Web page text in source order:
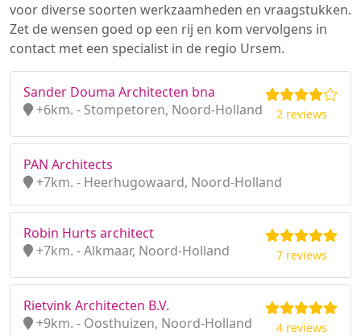
voor diverse soorten werkzaamheden en vraagstukken.
Zet de wensen goed op een rij en kom vervolgens in
contact met een specialist in de regio Ursem.
Sander Douma Architecten bna
+6km. - Stompetoren, Noord-Holland
2 reviews
PAN Architects
+7km. - Heerhugowaard, Noord-Holland
Robin Hurts architect
+7km. - Alkmaar, Noord-Holland
7 reviews
Rietvink Architecten B.V.
+9km. - Oosthuizen, Noord-Holland
4 reviews